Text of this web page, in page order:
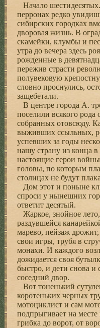
Начало
перронах редко
сибирских городках
дворовая жизнь. В
скамейки, клумбы и
утра до вечера здесь
рожденные в
пережив страсти
полувековую
словно проснулись,
защебетали.
В центре города А.
поселили всякого рода
собранных отовсюду.
выживших ссыльных,
успевших за годы
нашу страну из конца
настоящие герои
головы, по которым
столицах не будут
Дом этот и поныне
спроси у нынешних
ответит десятый.
Жаркое, знойное
раздувшейся
марево, пейзаж
свои игры, трубя в
монахи. И каждого
дожидается своя
быстро, и дети снова и
соседний двор.
Вот тоненький
коротеньких черных
мотоциклист и сам
подпрыгивает на
грибка до ворот, от